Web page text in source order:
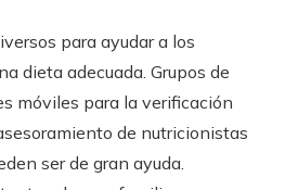
para ayudar a los
dieta adecuada. Grupos de
móviles para la verificación
de nutricionistas
ser de gran ayuda.